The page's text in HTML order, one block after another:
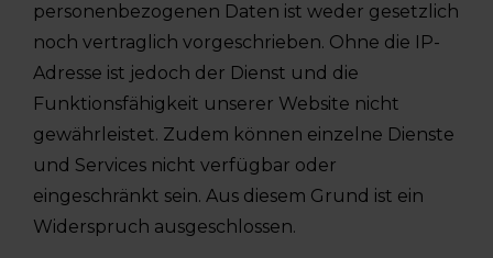
personenbezogenen Daten ist weder gesetzlich
noch vertraglich vorgeschrieben. Ohne die IP-
Adresse ist jedoch der Dienst und die
Funktionsfähigkeit unserer Website nicht
gewährleistet. Zudem können einzelne Dienste
und Services nicht verfügbar oder
eingeschränkt sein. Aus diesem Grund ist ein
Widerspruch ausgeschlossen.